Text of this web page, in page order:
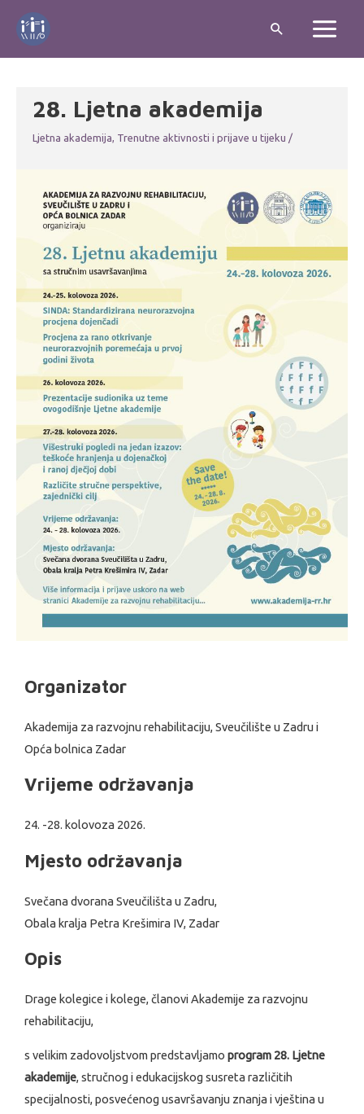
28. Ljetna akademija
Ljetna akademija, Trenutne aktivnosti i prijave u tijeku /
Organizator
Akademija za razvojnu rehabilitaciju, Sveučilište u Zadru i
Opća bolnica Zadar
Vrijeme održavanja
24. -28. kolovoza 2026.
Mjesto održavanja
Svečana dvorana Sveučilišta u Zadru,
Obala kralja Petra Krešimira IV, Zadar
Opis
Drage kolegice i kolege, članovi Akademije za razvojnu
rehabilitaciju,
s velikim zadovoljstvom predstavljamo program 28. Ljetne
akademije, stručnog i edukacijskog susreta različitih
specijalnosti, posvećenog usavršavanju znanja i vještina u